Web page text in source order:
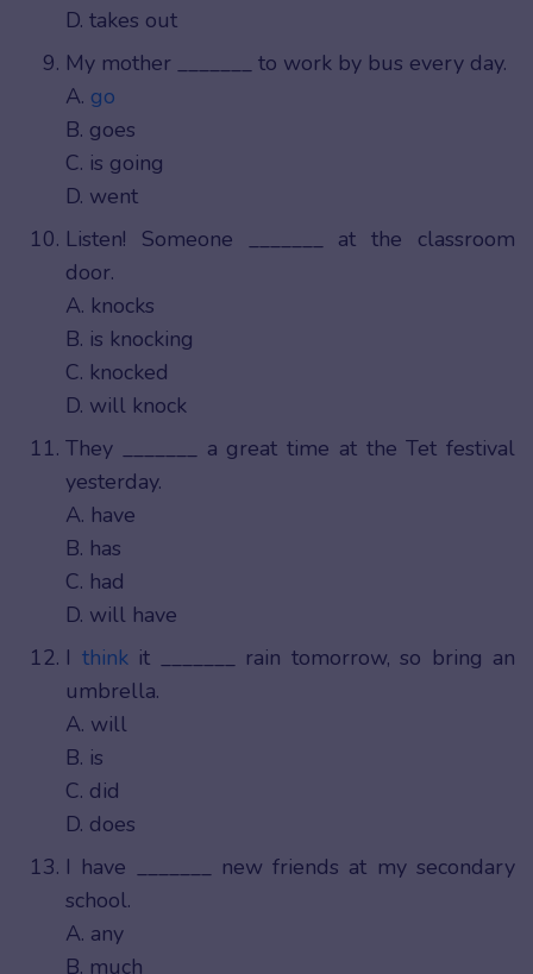
D. takes out
My mother _______ to work by bus every day.
A. go
B. goes
C. is going
D. went
Listen! Someone _______ at the classroom
door.
A. knocks
B. is knocking
C. knocked
D. will knock
They _______ a great time at the Tet festival
yesterday.
A. have
B. has
C. had
D. will have
I thinkit _______ rain tomorrow, so bring an
umbrella.
A. will
B. is
C. did
D. does
I have _______ new friends at my secondary
school.
A. any
B. much